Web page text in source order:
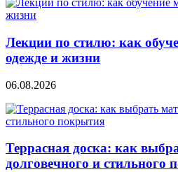
Лекции по стилю: как
одежде и жизни
06.08.2026
Террасная доска: как
долговечного и стильного